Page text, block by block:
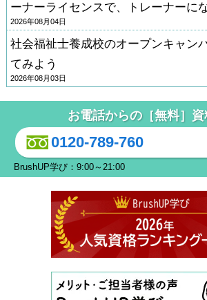
ーナーライセンスで、トレーナーに
2026年08月04日
社会福祉士養成校のオープンキャン
てみよう
2026年08月03日
お電話からの［無料］
0120-789-760
BrushUP学び：9:00～21:00